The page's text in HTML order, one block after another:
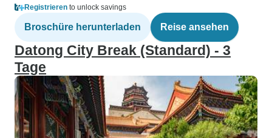
Registrieren to unlock savings
Broschüre herunterladen Reise ansehen
Datong City Break (Standard) - 3
Tage